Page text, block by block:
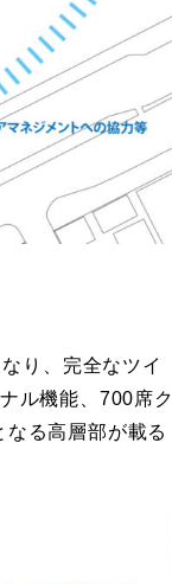
り、完全なツイ
ル機能、700席ク
る高層部が載る